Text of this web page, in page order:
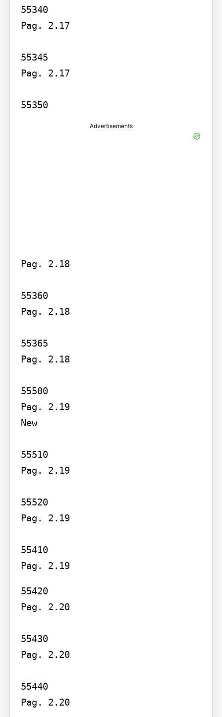
55340
Pag. 2.17
55345
Pag. 2.17
55350
Advertisements
Pag. 2.18
55360
Pag. 2.18
55365
Pag. 2.18
55500
Pag. 2.19
New
55510
Pag. 2.19
55520
Pag. 2.19
55410
Pag. 2.19
55420
Pag. 2.20
55430
Pag. 2.20
55440
Pag. 2.20